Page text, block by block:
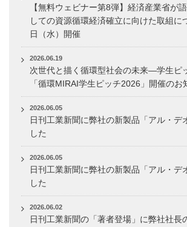
【無料ウェビナー第8弾】経済産業省が
しての資源循環経済確立に向けた取組に
日（水）開催
2026.06.19
次世代と描く循環型社会の未来―学生ピ
「循環MIRAI学生ピッチ2026」開催のお
2026.06.05
日刊工業新聞に弊社の新製品「アル・デ
した
2026.06.05
日刊工業新聞に弊社の新製品「アル・デ
した
2026.06.02
日刊工業新聞の「著者登場」に弊社社長